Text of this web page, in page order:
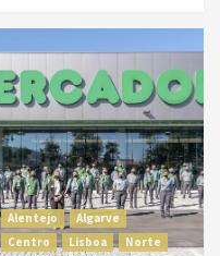
Alentejo
Algarve
Centro
Lisboa Norte